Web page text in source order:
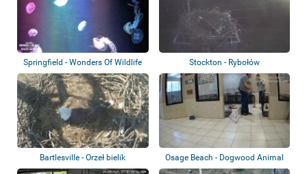
Springfield - Wonders Of Wildlife
Nation...
Stockton - Rybołów
Bartlesville - Orzeł bielik
Osage Beach - Dogwood Animal
Shelter